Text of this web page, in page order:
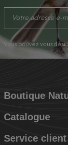
Vous pouvez vous
Boutique
Catalogue
Service client